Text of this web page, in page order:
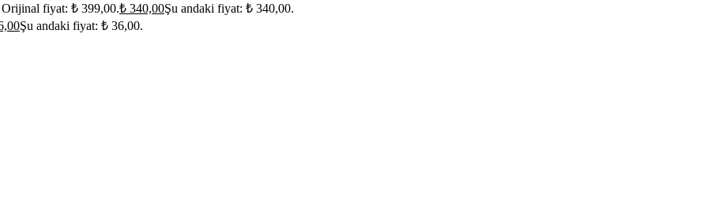
Orijinal fiyat: ₺ 399,00.₺ 340,00Şu andaki fiyat: ₺ 340,00.
Şu andaki fiyat: ₺ 36,00.